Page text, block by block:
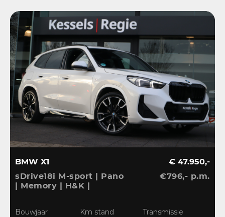
BMW X1
sDrive18i M-sport | Pano
| Memory | H&K |
€ 47.950,-
€796,- p.m.
Bouwjaar Km stand Transmissie